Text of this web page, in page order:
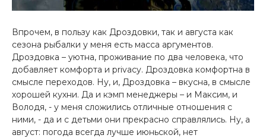
Впрочем, в пользу как Дроздовки, так и августа как
сезона рыбалки у меня есть масса аргументов.
Дроздовка – уютна, проживание по два человека, что
добавляет комфорта и privacy. Дроздовка комфортна в
смысле переходов. Ну, и, Дроздовка – вкусна, в смысле
хорошей кухни. Да и кэмп менеджеры – и Максим, и
Володя, - у меня сложились отличные отношения с
ними, - да и с детьми они прекрасно справлялись. Ну, а
август: погода всегда лучше июньской, нет